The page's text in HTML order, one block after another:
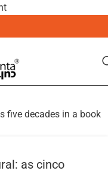
as cinco